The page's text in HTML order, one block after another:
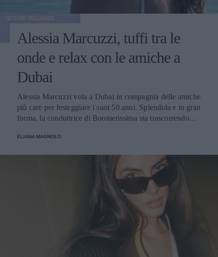
Alessia Marcuzzi, tuffi tra le
onde e relax con le amiche a
Dubai
Alessia Marcuzzi vola a Dubai in compagnia delle amiche
più care per festeggiare i suoi 50 anni. Splendida e in gran
forma, la conduttrice di Boomerissima sta trascorrendo
rilassanti e cene nei ristoranti più chic della città!
ELIANA MAGNOLO